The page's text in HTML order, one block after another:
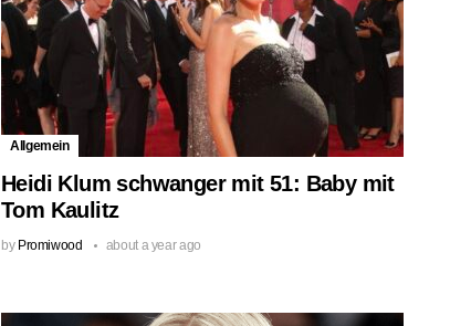
Allgemein
Heidi Klum schwanger mit 51: Baby mit
Tom Kaulitz
by Promiwood about a year ago